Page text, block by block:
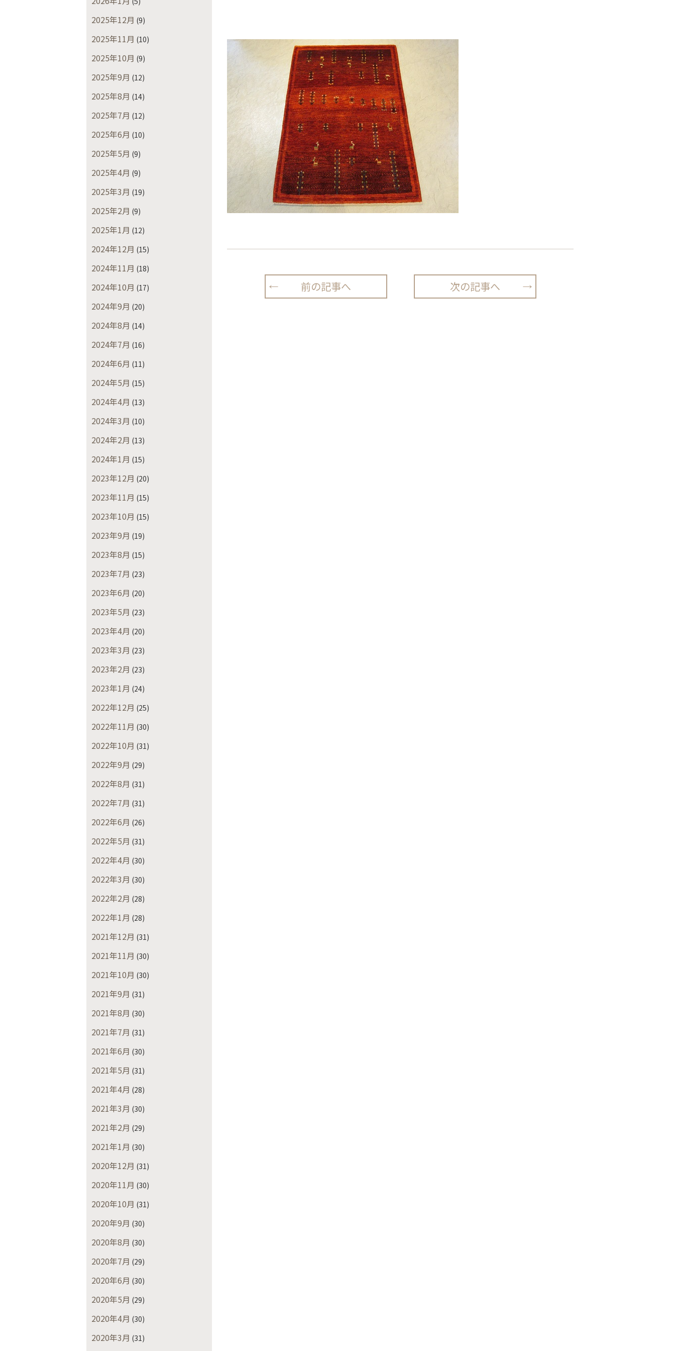
2025年12月 (9)
2025年11月 (10)
2025年10月 (9)
2025年9月 (12)
2025年8月 (14)
2025年7月 (12)
2025年6月 (10)
2025年5月 (9)
2025年4月 (9)
2025年3月 (19)
2025年2月 (9)
2025年1月 (12)
2024年12月 (15)
2024年11月 (18)
2024年10月 (17)
2024年9月 (20)
2024年8月 (14)
2024年7月 (16)
2024年6月 (11)
2024年5月 (15)
2024年4月 (13)
2024年3月 (10)
2024年2月 (13)
2024年1月 (15)
2023年12月 (20)
2023年11月 (15)
2023年10月 (15)
2023年9月 (19)
2023年8月 (15)
2023年7月 (23)
2023年6月 (20)
2023年5月 (23)
2023年4月 (20)
2023年3月 (23)
2023年2月 (23)
2023年1月 (24)
2022年12月 (25)
2022年11月 (30)
2022年10月 (31)
2022年9月 (29)
2022年8月 (31)
2022年7月 (31)
2022年6月 (26)
2022年5月 (31)
2022年4月 (30)
2022年3月 (30)
2022年2月 (28)
2022年1月 (28)
2021年12月 (31)
2021年11月 (30)
2021年10月 (30)
2021年9月 (31)
2021年8月 (30)
2021年7月 (31)
2021年6月 (30)
2021年5月 (31)
2021年4月 (28)
2021年3月 (30)
2021年2月 (29)
2021年1月 (30)
2020年12月 (31)
2020年11月 (30)
2020年10月 (31)
2020年9月 (30)
2020年8月 (30)
2020年7月 (29)
2020年6月 (30)
2020年5月 (29)
2020年4月 (30)
2020年3月 (31)
前の記事へ 次の記事へ